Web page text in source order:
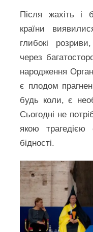
Після жахіть і
країни
глибокі
через
народження
є плодом
будь коли, є
Сьогодні не
якою
бідності.